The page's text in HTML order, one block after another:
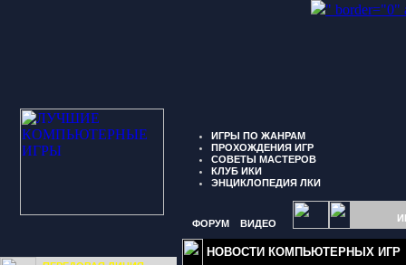
" border="0"
ИГРЫ ПО ЖАНРАМ
ПРОХОЖДЕНИЯ ИГР
СОВЕТЫ МАСТЕРОВ
КЛУБ ИКИ
ЭНЦИКЛОПЕДИЯ ЛКИ
ФОРУМ ВИДЕО
НОВОСТИ КОМПЬЮТЕРНЫХ ИГР